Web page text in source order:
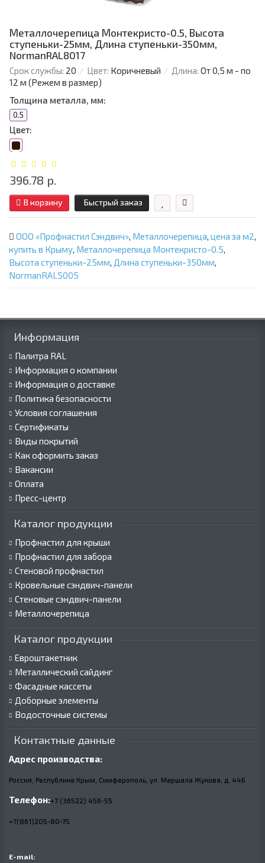
Металлочерепица Монтекристо-0.5, Высота
ступеньки-25мм, Длина ступеньки-350мм,
NormanRAL8017
Срок службы: 20 Цвет: Коричневый Длина: От 0,5 м - по
12 м (Режем в размер)
Толщина металла, мм:
0.5
Цвет:
396.78 р.
В корзину Быстрый заказ
ООО «Профнастил Сэндвич», Металлочерепица, цена за м2,
купить в Крыму, Металлочерепица Монтекристо-0.5,
Высота ступеньки-25мм, Длина ступеньки-350мм,
NormanRAL5005
Информация
Палитра RAL
Информация о компании
Информация о доставке
Политика безопасности
Условия соглашения
Сертификаты
Виды покрытий
Как оформить заказ
Вакансии
Оплата
Пресс-центр
Каталог продукции
Профнастил для крыши
Профнастил для забора
Стеновой профнастил
Кровельные сэндвич-панели
Стеновые сэндвич-панели
Металлочерепица
Каталог продукции
Евроштакетник
Металлический сайдинг
Фасадные кассеты
Доборные элементы
Водосточные системы
Контактные данные
Адрес производства:
Россия, Республика Крым, Симферополь, ул. Маршала Жукова, д. 44Б
Телефон:+7 (36522) 456-55
+7(861)205-80-75
E-mail: